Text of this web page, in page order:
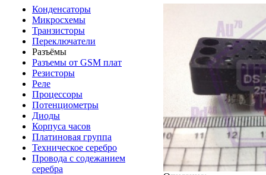
Конденсаторы
Микросхемы
Транзисторы
Переключатели
Разъёмы
Разъемы от GSM плат
Резисторы
Реле
Процессоры
Потенциометры
Диоды
Корпуса часов
Платиновая группа
Техническое серебро
Провода с содежанием
серебра